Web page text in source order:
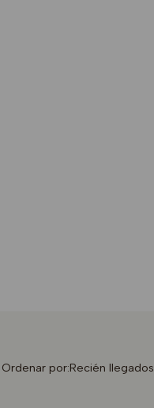
Ordenar por:Recién llegados